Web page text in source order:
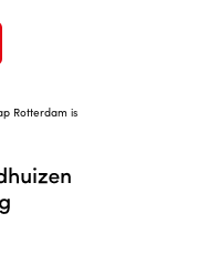
Rotterdam is